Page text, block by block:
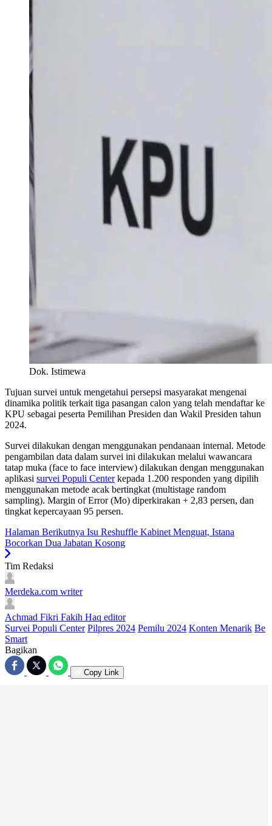
Dok. Istimewa
Tujuan survei untuk mengetahui persepsi masyarakat mengenai
dinamika politik terkait tiga pasangan calon yang telah mendaftar ke
KPU sebagai peserta Pemilihan Presiden dan Wakil Presiden tahun
2024.
Survei dilakukan dengan menggunakan pendanaan internal. Metode
pengambilan data dalam survei ini dilakukan melalui wawancara
tatap muka (face to face interview) dilakukan dengan menggunakan
aplikasi survei Populi Centerkepada 1.200 responden yang dipilih
menggunakan metode acak bertingkat (multistage random
sampling). Margin of Error (Mo) diperkirakan + 2,83 persen, dan
tingkat kepercayaan 95 persen.
Halaman Berikutnya Isu Reshuffle Kabinet Menguat, Istana
Bocorkan Dua Jabatan Kosong
Tim Redaksi
Merdeka.com writer
Achmad Fikri Fakih Haq editor
Survei Populi Center Pilpres 2024 Pemilu 2024 Konten Menarik Be
Smart
Bagikan
Copy Link